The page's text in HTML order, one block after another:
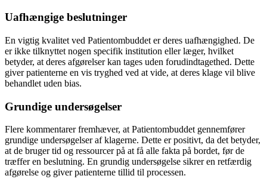
Uafhængige beslutninger
En vigtig kvalitet ved Patientombuddet er deres uafhængighed. De
er ikke tilknyttet nogen specifik institution eller læger, hvilket
betyder, at deres afgørelser kan tages uden forudindtagethed. Dette
giver patienterne en vis tryghed ved at vide, at deres klage vil blive
behandlet uden bias.
Grundige undersøgelser
Flere kommentarer fremhæver, at Patientombuddet gennemfører
grundige undersøgelser af klagerne. Dette er positivt, da det betyder,
at de bruger tid og ressourcer på at få alle fakta på bordet, før de
træffer en beslutning. En grundig undersøgelse sikrer en retfærdig
afgørelse og giver patienterne tillid til processen.